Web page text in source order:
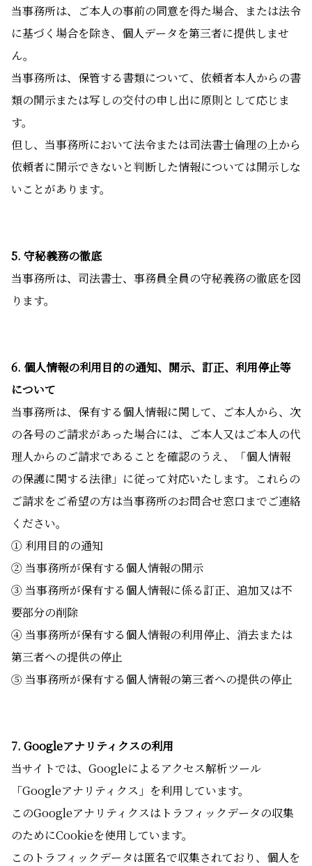
当事務所は、ご本人の事前の同意を得た場合、または法令
に基づく場合を除き、個人データを第三者に提供しませ
ん。
当事務所は、保管する書類について、依頼者本人からの書
類の開示または写しの交付の申し出に原則として応じま
す。
但し、当事務所において法令または司法書士倫理の上から
依頼者に開示できないと判断した情報については開示しな
いことがあります。
5. 守秘義務の徹底
当事務所は、司法書士、事務員全員の守秘義務の徹底を図
ります。
6. 個人情報の利用目的の通知、開示、訂正、利用停止等
について
当事務所は、保有する個人情報に関して、ご本人から、次
の各号のご請求があった場合には、ご本人又はご本人の代
理人からのご請求であることを確認のうえ、「個人情報
の保護に関する法律」に従って対応いたします。これらの
ご請求をご希望の方は当事務所のお問合せ窓口までご連絡
ください。
① 利用目的の通知
② 当事務所が保有する個人情報の開示
③ 当事務所が保有する個人情報に係る訂正、追加又は不
要部分の削除
④ 当事務所が保有する個人情報の利用停止、消去または
第三者への提供の停止
⑤ 当事務所が保有する個人情報の第三者への提供の停止
7. Googleアナリティクスの利用
当サイトでは、Googleによるアクセス解析ツール
「Googleアナリティクス」を利用しています。
このGoogleアナリティクスはトラフィックデータの収集
のためにCookieを使用しています。
このトラフィックデータは匿名で収集されており、個人を